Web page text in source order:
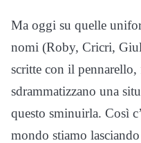
Ma oggi su quelle
nomi (Roby, Cricri,
scritte con il
sdrammatizzano una
questo sminuirla. Così
mondo stiamo